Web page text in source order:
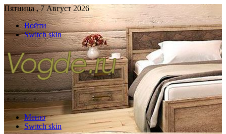
Пятница , 7 Август 2026
Войти
Switch skin
Меню
Switch skin